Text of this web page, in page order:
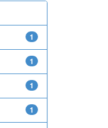
1
1
1
1